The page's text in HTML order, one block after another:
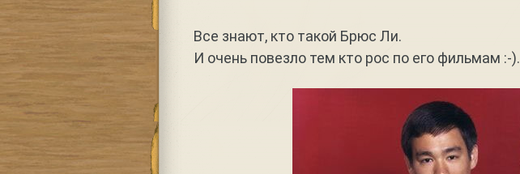
Все знают, кто такой Брюс Ли.
И очень повезло тем кто рос по его фильмам :-).